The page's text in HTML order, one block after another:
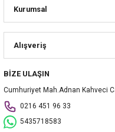
Kurumsal
Alışveriş
BİZE ULAŞIN
Cumhuriyet Mah.Adnan Kahveci
0216 451 96 33
5435718583